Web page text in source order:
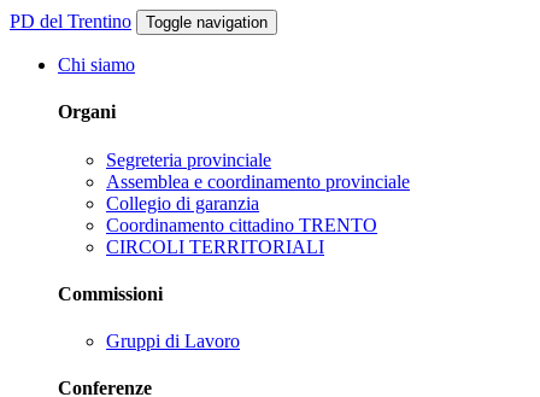
PD del Trentino Toggle navigation
Chi siamo
Organi
Segreteria provinciale
Assemblea e coordinamento provinciale
Collegio di garanzia
Coordinamento cittadino TRENTO
CIRCOLI TERRITORIALI
Commissioni
Gruppi di Lavoro
Conferenze